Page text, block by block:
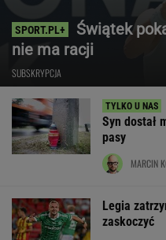
Świątek
nie ma racji
SUBSKRYPCJA
Syn dostał
pasy
MARCIN
Legia
zaskoczyć